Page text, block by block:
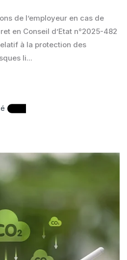
de l’employeur en cas de
en Conseil d’Etat n°2025-482
à la protection des
li...